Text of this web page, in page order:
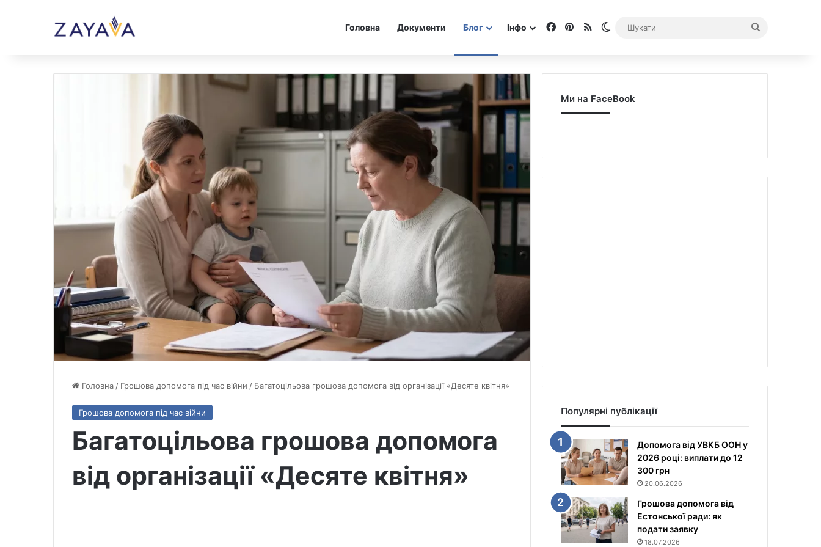
Головна Документи Блог Інфо Facebook
Pinterest
RSS Switch skin
Головна / Грошова допомога під час війни / Багатоцільова грошова допомога від організації «Десяте квітня»
Грошова допомога під час війни
Багатоцільова грошова допомога
від організації «Десяте квітня»
Ми на FaceBook
Популярні публікації
Допомога від УВКБ ООН у
2026 році: виплати до 12
300 грн
20.06.2026
Грошова допомога від
Естонської ради: як
подати заявку
18.07.2026